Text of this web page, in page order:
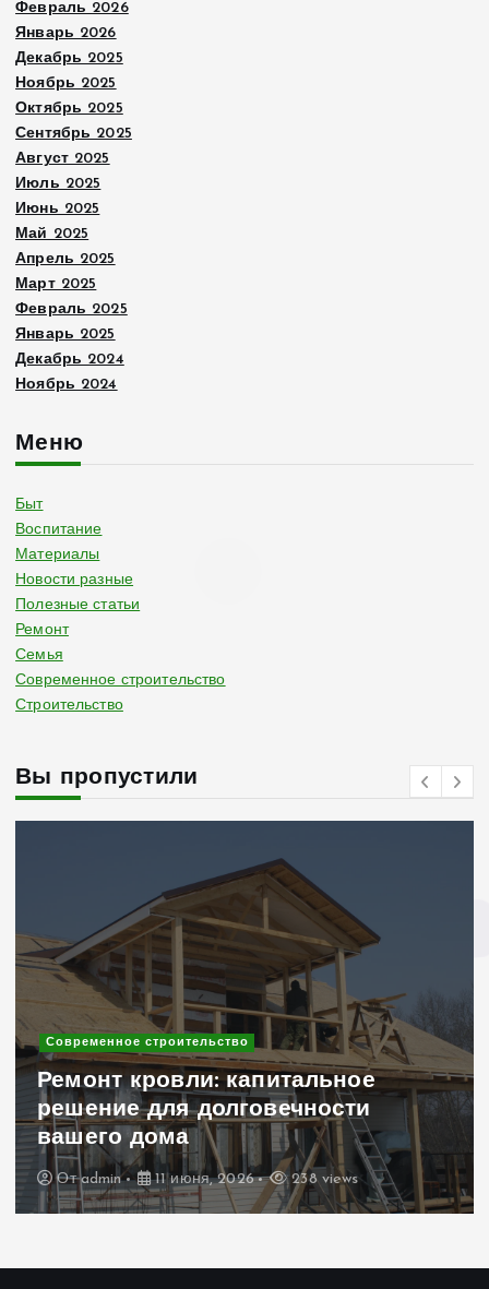
Февраль 2026
Январь 2026
Декабрь 2025
Ноябрь 2025
Октябрь 2025
Сентябрь 2025
Август 2025
Июль 2025
Июнь 2025
Май 2025
Апрель 2025
Март 2025
Февраль 2025
Январь 2025
Декабрь 2024
Ноябрь 2024
Меню
Быт
Воспитание
Материалы
Новости разные
Полезные статьи
Ремонт
Семья
Современное строительство
Строительство
Вы пропустили
Современное строительство
Ремонт кровли: капитальное
решение для долговечности
вашего дома
Отadmin 11 июня, 2026 238 views